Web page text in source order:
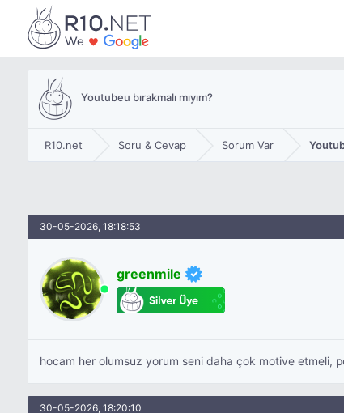
Youtubeu bırakmalı mıyım?
R10.net Soru & Cevap Sorum Var
30-05-2026, 18:18:53
greenmile
hocam her olumsuz yorum seni daha çok motive etmeli,
30-05-2026, 18:20:10